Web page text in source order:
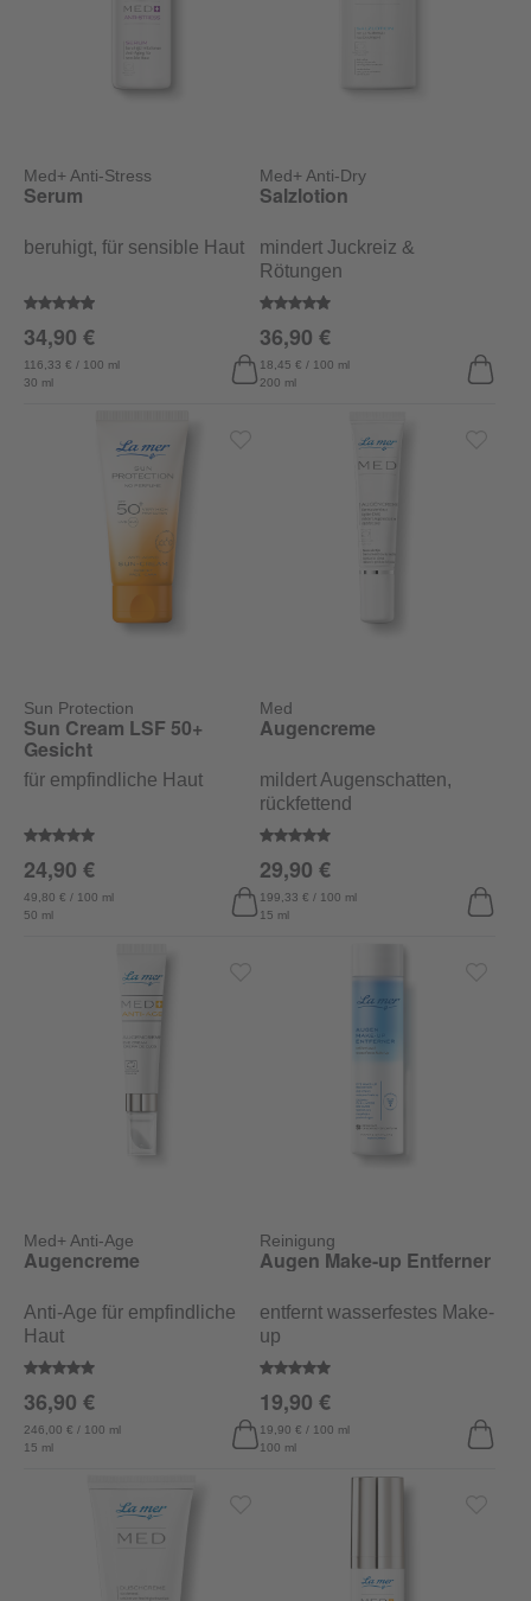
Med+ Anti-Stress
Durchschnittliche Bewertung von 4.9 von 5 Sternen
Serum
beruhigt, für sensible Haut
30 ml
116,33 € / 100 ml
34,90 €
Med+ Anti-Dry
Durchschnittliche Bewertung
Salzlotion
mindert Juckreiz &
Rötungen
200 ml
18,45 € / 100 ml
36,90 €
Sun Protection
Durchschnittliche Bewertung von 5 von 5 Sternen
Sun Cream LSF 50+
Gesicht
für empfindliche Haut
50 ml
49,80 € / 100 ml
24,90 €
Med
Durchschnittliche Bewertung
Augencreme
mildert Augenschatten,
rückfettend
15 ml
199,33 € / 100 ml
29,90 €
Med+ Anti-Age
Durchschnittliche Bewertung von 5 von 5 Sternen
Augencreme
Anti-Age für empfindliche
Haut
15 ml
246,00 € / 100 ml
36,90 €
Reinigung
Durchschnittliche Bewertung
Augen Make-up Entferner
entfernt wasserfestes Make-
up
100 ml
19,90 € / 100 ml
19,90 €